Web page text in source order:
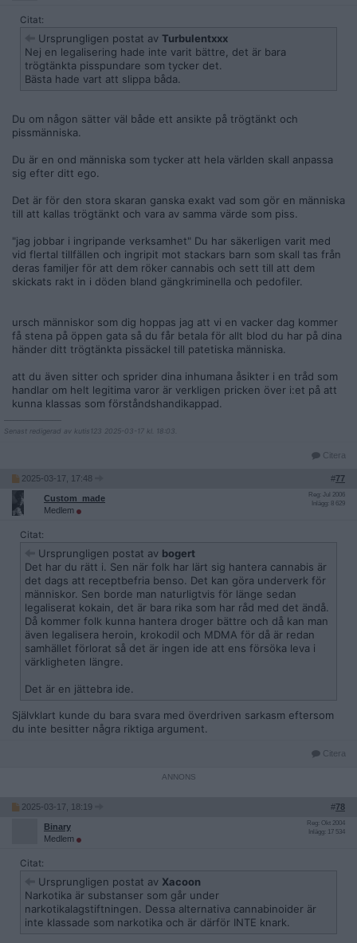
Citat:
Ursprungligen postat av Turbulentxxx
Nej en legalisering hade inte varit bättre, det är bara
trögtänkta pisspundare som tycker det.
Bästa hade vart att slippa båda.
Du om någon sätter väl både ett ansikte på trögtänkt och
pissmänniska.
Du är en ond människa som tycker att hela världen skall anpassa
sig efter ditt ego.
Det är för den stora skaran ganska exakt vad som gör en människa
till att kallas trögtänkt och vara av samma värde som piss.
"jag jobbar i ingripande verksamhet" Du har säkerligen varit med
vid flertal tillfällen och ingripit mot stackars barn som skall tas från
deras familjer för att dem röker cannabis och sett till att dem
skickats rakt in i döden bland gängkriminella och pedofiler.
ursch människor som dig hoppas jag att vi en vacker dag kommer
få stena på öppen gata så du får betala för allt blod du har på dina
händer ditt trögtänkta pissäckel till patetiska människa.
att du även sitter och sprider dina inhumana åsikter i en tråd som
handlar om helt legitima varor är verkligen pricken över i:et på att
kunna klassas som förståndshandikappad.
Senast redigerad av kutis123 2025-03-17 kl. 18:03.
Citera
2025-03-17, 17:48 #77
Custom_made
Medlem
Reg: Jul 2006
Inlägg: 8 629
Citat:
Ursprungligen postat av bogert
Det har du rätt i. Sen när folk har lärt sig hantera cannabis är
det dags att receptbefria benso. Det kan göra underverk för
människor. Sen borde man naturligtvis för länge sedan
legaliserat kokain, det är bara rika som har råd med det ändå.
Då kommer folk kunna hantera droger bättre och då kan man
även legalisera heroin, krokodil och MDMA för då är redan
samhället förlorat så det är ingen ide att ens försöka leva i
värkligheten längre.
Det är en jättebra ide.
Självklart kunde du bara svara med överdriven sarkasm eftersom
du inte besitter några riktiga argument.
Citera
2025-03-17, 18:19 #78
Binary
Medlem
Reg: Okt 2004
Inlägg: 17 534
Citat:
Ursprungligen postat av Xacoon
Narkotika är substanser som går under
narkotikalagstiftningen. Dessa alternativa cannabinoider är
inte klassade som narkotika och är därför INTE knark.